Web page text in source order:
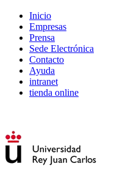
Inicio
Empresas
Prensa
Sede Electrónica
Contacto
Ayuda
intranet
tienda online